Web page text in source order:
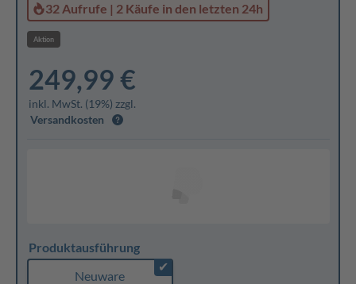
32 Aufrufe | 2 Käufe in den letzten 24h
Aktion
249,99 €
inkl. MwSt. (19%) zzgl.
Versandkosten
Produktausführung
✔
Neuware